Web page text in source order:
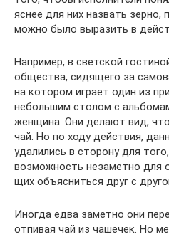
яснее для них назвать зерно,
можно было выразить в
Например, в светской
об­щества, сидящего за
на кото­ром играет один из
небольшим столом с
женщина. Они делают вид,
чай. Но по ходу действия,
удалились в сторону для
возможность незаметно для
щих объясниться друг с
Иногда едва заметно они
отпивая чай из чашечек. Но